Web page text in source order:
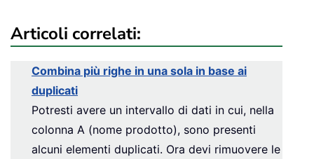
Articoli correlati:
Combina più righe in una sola in base ai
duplicati
Potresti avere un intervallo di dati in cui, nella
colonna A (nome prodotto), sono presenti
alcuni elementi duplicati. Ora devi rimuovere le